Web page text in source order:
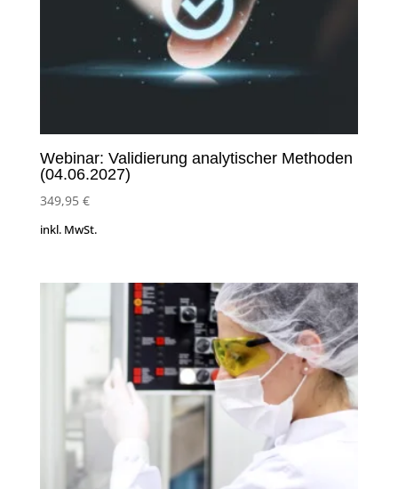
Webinar: Validierung analytischer Methoden
(04.06.2027)
349,95 €
inkl. MwSt.